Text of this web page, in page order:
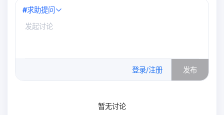
#求助提问
登录/注册 发布
暂无讨论